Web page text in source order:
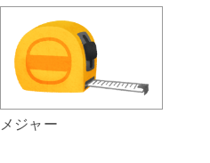
メジャー